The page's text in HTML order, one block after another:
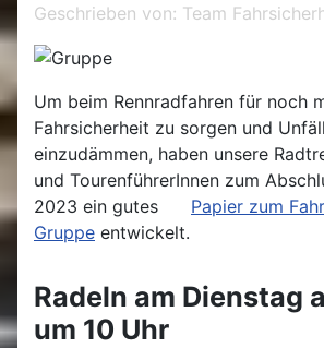
Geschrieben von: Team
Um beim Rennradfahren für noch
Fahrsicherheit zu sorgen und
einzudämmen, haben unsere
und TourenführerInnen zum
2023 ein gutes
Papier zum
Gruppe entwickelt.
Radeln am Dienstag
um 10 Uhr